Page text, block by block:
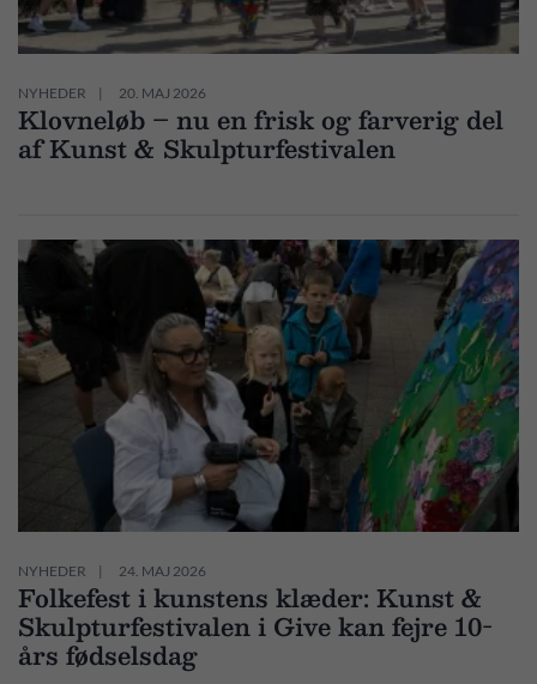
NYHEDER 20. MAJ 2026
Klovneløb – nu en frisk og farverig del
af Kunst & Skulpturfestivalen
NYHEDER 24. MAJ 2026
Folkefest i kunstens klæder: Kunst &
Skulpturfestivalen i Give kan fejre 10-
års fødselsdag